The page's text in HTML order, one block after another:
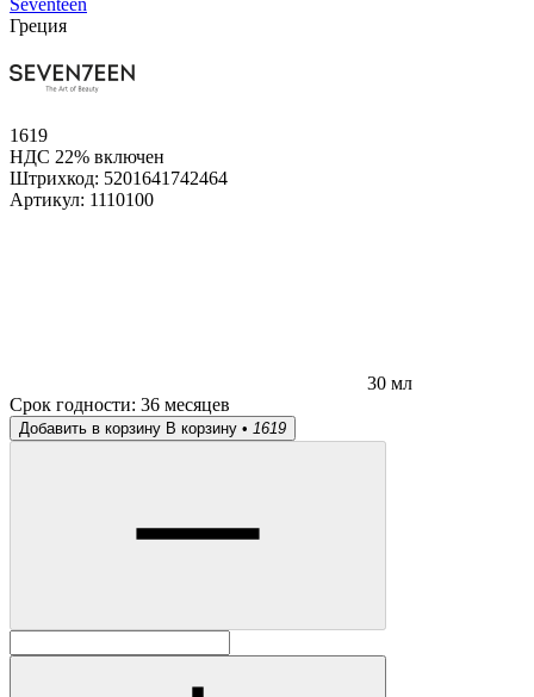
Seventeen
Греция
1619
НДС 22% включен
Штрихкод: 5201641742464
Артикул: 1110100
30 мл
Срок годности: 36 месяцев
Добавить в корзину В корзину • 1619